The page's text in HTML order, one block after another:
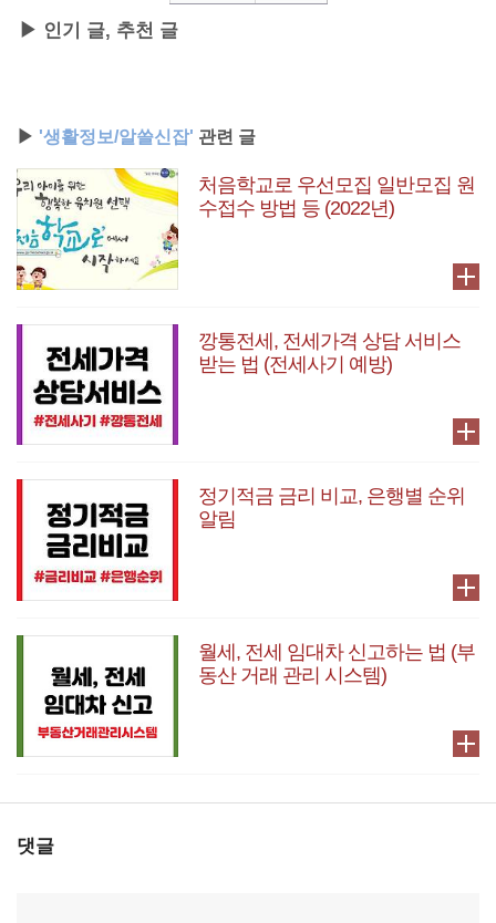
▶ 인기 글, 추천 글
▶ '생활정보/알쓸신잡' 관련 글
처음학교로 우선모집 일반모집 원
수접수 방법 등 (2022년)
깡통전세, 전세가격 상담 서비스
받는 법 (전세사기 예방)
정기적금 금리 비교, 은행별 순위
알림
월세, 전세 임대차 신고하는 법 (부
동산 거래 관리 시스템)
댓글